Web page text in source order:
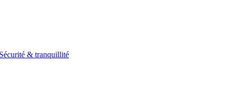
Sécurité & tranquillité